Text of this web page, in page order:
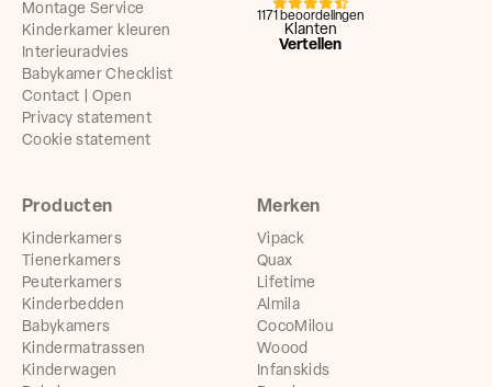
Montage Service
Kinderkamer kleuren
Interieuradvies
Babykamer Checklist
Contact | Open
Privacy statement
Cookie statement
Producten
Kinderkamers
Tienerkamers
Peuterkamers
Kinderbedden
Babykamers
Kindermatrassen
Kinderwagen
Merken
Vipack
Quax
Lifetime
Almila
CocoMilou
Woood
Infanskids
Klanten
Vertellen
1171 beoordelingen